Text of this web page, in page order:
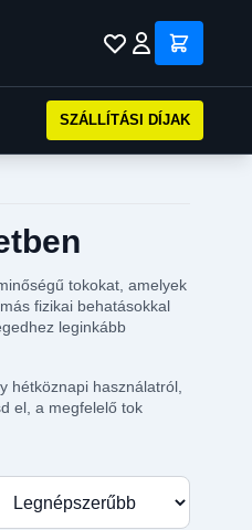
SZÁLLÍTÁSI DÍJAK
tokokat, amelyek
fizikai behatásokkal
leginkább
hétköznapi használatról,
el, a megfelelő tok
oldalanként